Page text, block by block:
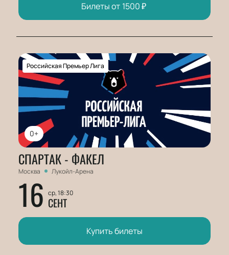
Билеты от 1500₽
0+
Российская Премьер Лига
СПАРТАК - ФАКЕЛ
Москва Лукойл-Арена
16 ср, 18:30
СЕНТ
Купить билеты